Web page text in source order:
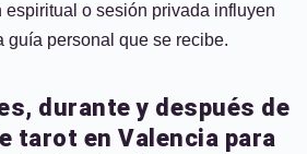
o sesión privada influyen
guía personal que se recibe.
durante y después de
tarot en Valencia para